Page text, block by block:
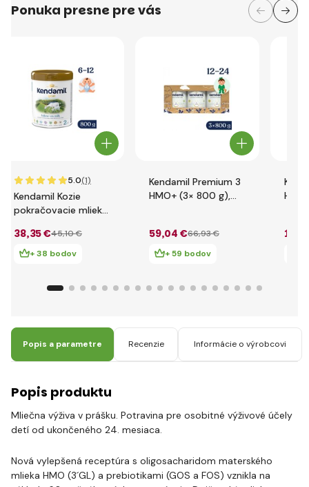
Ponuka presne pre vás
5.0(1)
Kendamil Kozie
pokračovacie mlieko
38,35 €45,10 €
+ 38 bodov
Kendamil Premium 3
HMO+ (3× 800 g),
repe
59,04 €66,93 €
+ 59 bodov
19
Popis a parametre Recenzie Informácie o výrobcovi
Popis produktu
Mliečna výživa v prášku. Potravina pre osobitné výživové účely
detí od ukončeného 24. mesiaca.
Nová vylepšená receptúra s oligosacharidom materského
mlieka HMO (3´GL) a prebiotikami (GOS a FOS) vznikla na